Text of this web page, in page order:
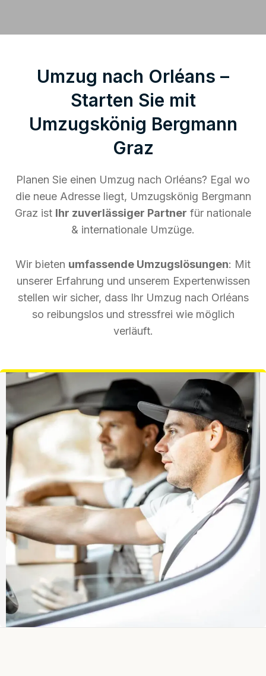
Umzug nach Orléans –
Starten Sie mit
Umzugskönig Bergmann
Graz
Planen Sie einen Umzug nach Orléans? Egal wo
die neue Adresse liegt, Umzugskönig Bergmann
Graz ist Ihr zuverlässiger Partner für nationale
& internationale Umzüge.
Wir bieten umfassende Umzugslösungen: Mit
unserer Erfahrung und unserem Expertenwissen
stellen wir sicher, dass Ihr Umzug nach Orléans
so reibungslos und stressfrei wie möglich
verläuft.